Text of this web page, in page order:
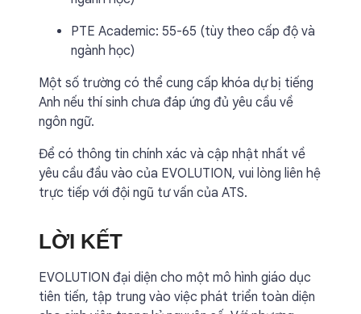
PTE Academic: 55-65 (tùy theo cấp độ và
ngành học)
Một số trường có thể cung cấp khóa dự bị tiếng
Anh nếu thí sinh chưa đáp ứng đủ yêu cầu về
ngôn ngữ.
Để có thông tin chính xác và cập nhật nhất về
yêu cầu đầu vào của EVOLUTION, vui lòng liên hệ
trực tiếp với đội ngũ tư vấn của ATS.
LỜI KẾT
EVOLUTION đại diện cho một mô hình giáo dục
tiên tiến, tập trung vào việc phát triển toàn diện